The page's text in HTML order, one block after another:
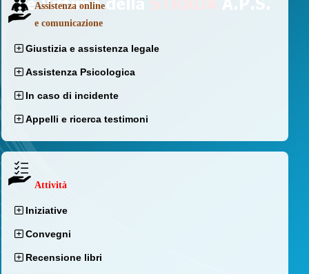
Assistenza online
e comunicazione
Giustizia e assistenza legale
Assistenza Psicologica
In caso di incidente
Appelli e ricerca testimoni
Attività
Iniziative
Convegni
Recensione libri